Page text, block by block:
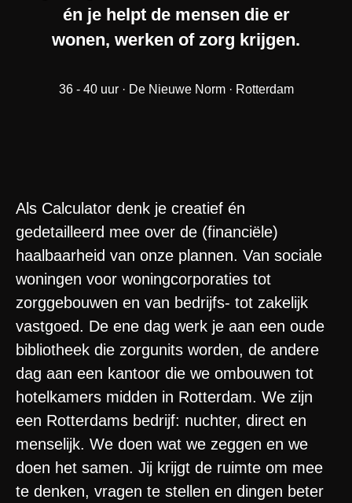
én je helpt de mensen die er
wonen, werken of zorg krijgen.
36 - 40 uur · De Nieuwe Norm · Rotterdam
Als Calculator denk je creatief én
gedetailleerd mee over de (financiële)
haalbaarheid van onze plannen. Van sociale
woningen voor woningcorporaties tot
zorggebouwen en van bedrijfs- tot zakelijk
vastgoed. De ene dag werk je aan een oude
bibliotheek die zorgunits worden, de andere
dag aan een kantoor die we ombouwen tot
hotelkamers midden in Rotterdam. We zijn
een Rotterdams bedrijf: nuchter, direct en
menselijk. We doen wat we zeggen en we
doen het samen. Jij krijgt de ruimte om mee
te denken, vragen te stellen en dingen beter